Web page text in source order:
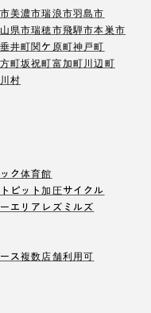
美濃市瑞浪市羽島市
山県市瑞穂市飛騨市本巣市
垂井町関ケ原町神戸町
町坂祝町富加町川辺町
村
ク体育館
ピット加圧サイクル
エリア レズミルズ
ス複数店舗利用可